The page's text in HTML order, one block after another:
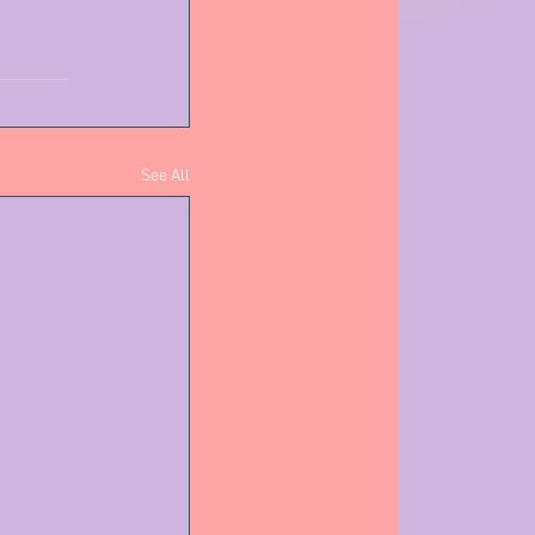
See All